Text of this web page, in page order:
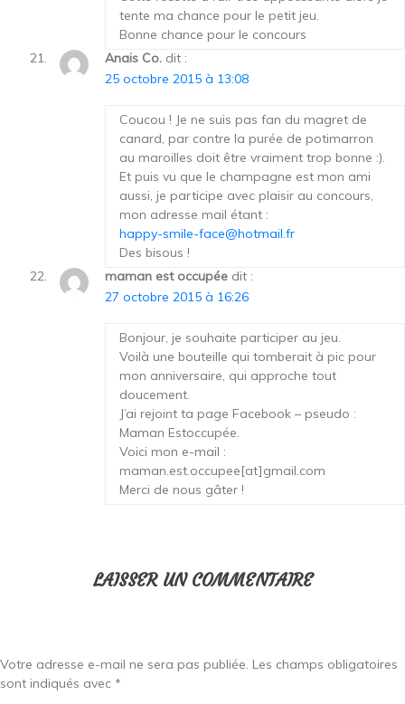
tente ma chance pour le petit jeu.
Bonne chance pour le concours
Anais Co. dit :
25 octobre 2015 à 13:08
Coucou ! Je ne suis pas fan du magret de
canard, par contre la purée de potimarron
au maroilles doit être vraiment trop bonne :).
Et puis vu que le champagne est mon ami
aussi, je participe avec plaisir au concours,
mon adresse mail étant :
happy-smile-face@hotmail.fr
Des bisous !
maman est occupée dit :
27 octobre 2015 à 16:26
Bonjour, je souhaite participer au jeu.
Voilà une bouteille qui tomberait à pic pour
mon anniversaire, qui approche tout
doucement.
J’ai rejoint ta page Facebook – pseudo :
Maman Estoccupée.
Voici mon e-mail :
maman.est.occupee[at]gmail.com
Merci de nous gâter !
LAISSER UN COMMENTAIRE
Votre adresse e-mail ne sera pas publiée. Les champs obligatoires
sont indiqués avec *